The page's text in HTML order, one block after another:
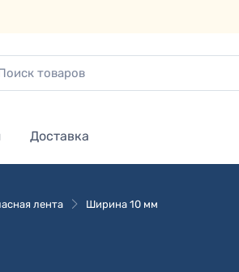
Доставка
лента Ширина 10 мм